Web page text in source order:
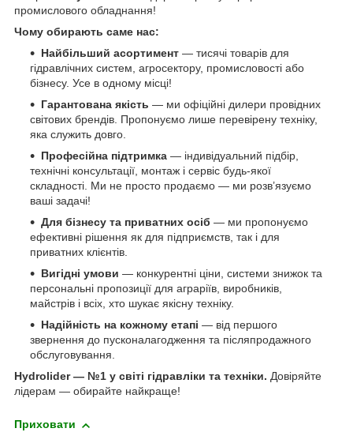
промислового обладнання!
Чому обирають саме нас:
Найбільший асортимент — тисячі товарів для
гідравлічних систем, агросектору, промисловості або
бізнесу. Усе в одному місці!
Гарантована якість — ми офіційні дилери провідних
світових брендів. Пропонуємо лише перевірену техніку,
яка служить довго.
Професійна підтримка — індивідуальний підбір,
технічні консультації, монтаж і сервіс будь-якої
складності. Ми не просто продаємо — ми розв’язуємо
ваші задачі!
Для бізнесу та приватних осіб — ми пропонуємо
ефективні рішення як для підприємств, так і для
приватних клієнтів.
Вигідні умови — конкурентні ціни, системи знижок та
персональні пропозиції для аграріїв, виробників,
майстрів і всіх, хто шукає якісну техніку.
Надійність на кожному етапі — від першого
звернення до пусконалагодження та післяпродажного
обслуговування.
Hydrolider — №1 у світі гідравліки та техніки. Довіряйте
лідерам — обирайте найкраще!
Приховати